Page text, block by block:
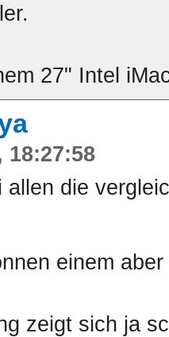
27" Intel
18:27:58
allen die
einem
zeigt sich ja